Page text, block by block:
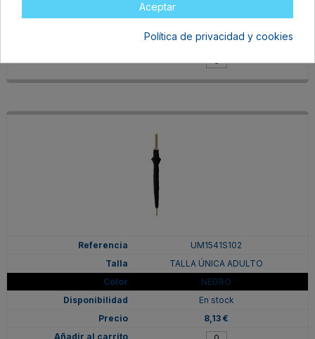
8,13 €
UM1541S102
TALLA ÚNICA ADULTO
NEGRO
En stock
8,13 €
Aceptar
Política de privacidad y cookies